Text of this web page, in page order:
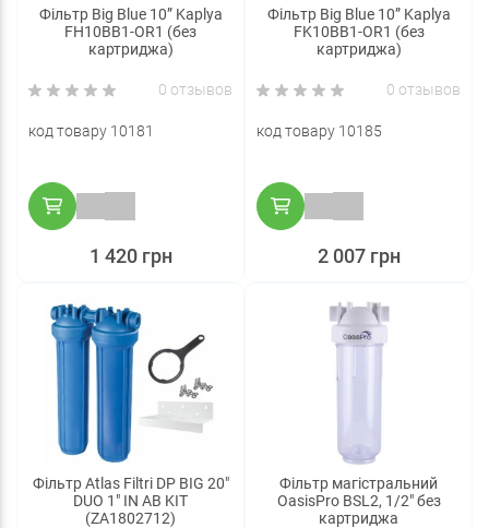
Фільтр Big Blue 10” Kaplya
FH10BB1-OR1 (без
картриджа)
0 отзывов
код товару 10181
1 420 грн
Фільтр Big Blue 10” Kaplya
FK10BB1-OR1 (без
картриджа)
0 отзывов
код товару 10185
2 007 грн
Фільтр Atlas Filtri DP BIG 20"
DUO 1" IN AB KIT
(ZA1802712)
Фільтр магістральний
OasisPro BSL2, 1/2" без
картриджа